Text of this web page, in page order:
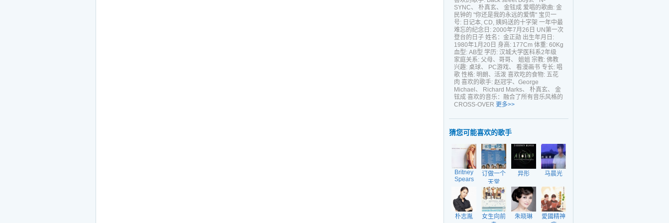
SYNC、 朴真玄、 金铉成 爱唱的歌曲: 金
民钟的 "你还是我的永远的爱情" 宝贝一
号: 日记本, CD, 姨妈送的十字架 一年中最
难忘的纪念日: 2000年7月26日 UN第一次
登台的日子 姓名：金正勋 出生年月日:
1980年1月20日 身高: 177Cm 体重: 60Kg
血型: AB型 学历: 汉城大学医科系2年级
家庭关系: 父母、哥哥、 姐姐 宗教: 佛教
兴趣: 桌球、 PC游戏、 看漫画书 专长: 唱
歌 性格: 明朗、活泼 喜欢吃的食物: 五花
肉 喜欢的歌手: 赵冠宇、George
Michael、 Richard Marks、 朴真玄、 金
铉成 喜欢的音乐：融合了所有音乐风格的
CROSS-OVER 更多>>
猜您可能喜欢的歌手
Britney
Spears
订做一个
天堂
异形 马晨光
朴志胤
女生向前
朱晓琳
愛國精神